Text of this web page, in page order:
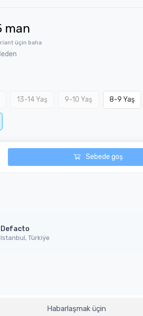
man
üçin baha
13-14 Yaş 9-10 Yaş 8-9 Yaş
Sebede goş
Defacto
Istanbul, Türkiýe
Habarlaşmak üçin